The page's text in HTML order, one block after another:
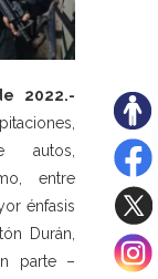
2022.-
autos,
entre
énfasis
Durán,
parte –